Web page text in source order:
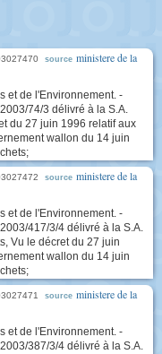
source ministere de la
et de l'Environnement. -
74/3 délivré à la S.A.
du 27 juin 1996 relatif aux
wallon du 14 juin
source ministere de la
et de l'Environnement. -
417/3/4 délivré à la S.A.
Vu le décret du 27 juin
wallon du 14 juin
source ministere de la
et de l'Environnement. -
387/3/4 délivré à la S.A.